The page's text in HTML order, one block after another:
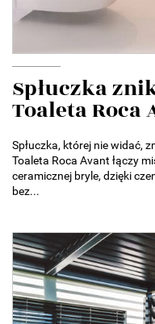
Spłuczka
Toaleta Roca
Spłuczka, której nie widać,
Toaleta Roca Avant łączy
ceramicznej bryle, dzięki
bez...